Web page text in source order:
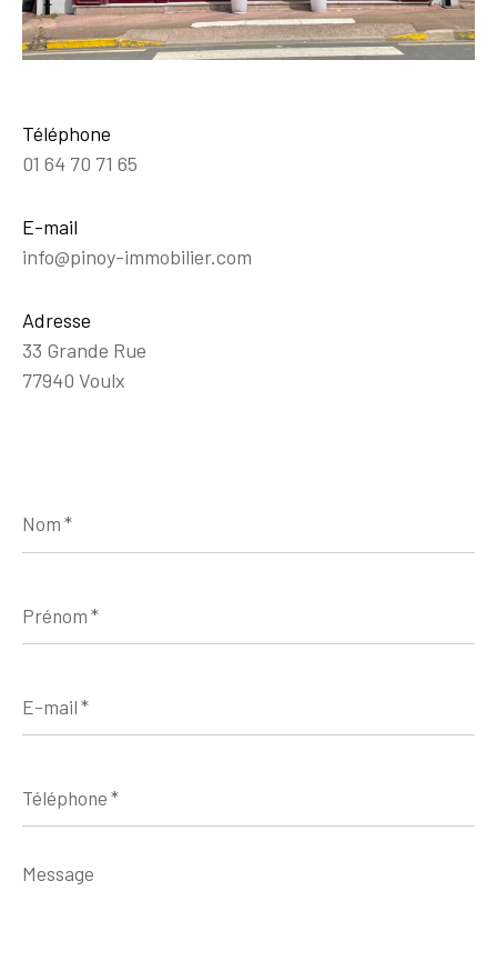
Téléphone
01 64 70 71 65
E-mail
info@pinoy-immobilier.com
Adresse
33 Grande Rue
77940 Voulx
*
*
mail
*
*
Message
*